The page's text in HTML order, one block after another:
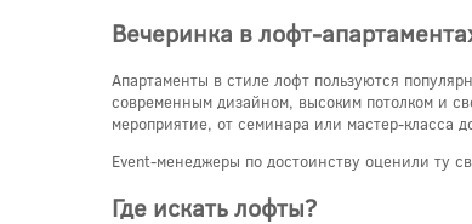
Вечеринка в лофт-
Апартаменты в стиле лофт пользуются
современным дизайном, высоким потолком и
мероприятие, от семинара или мастер-класса
Event-менеджеры по достоинству оценили ту
Где искать лофты?